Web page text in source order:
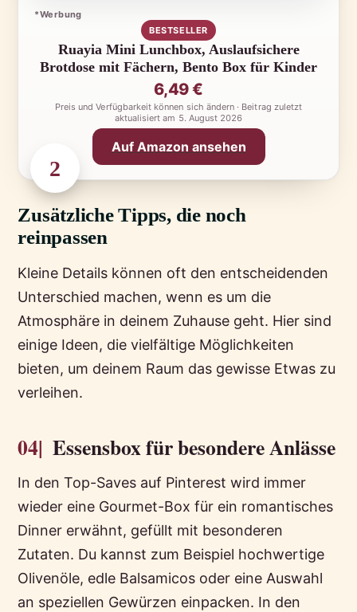
2
Zusätzliche Tipps, die noch
reinpassen
Kleine Details können oft den entscheidenden
Unterschied machen, wenn es um die
Atmosphäre in deinem Zuhause geht. Hier sind
einige Ideen, die vielfältige Möglichkeiten
bieten, um deinem Raum das gewisse Etwas zu
verleihen.
04| Essensbox für besondere Anlässe
In den Top-Saves auf Pinterest wird immer
wieder eine Gourmet-Box für ein romantisches
Dinner erwähnt, gefüllt mit besonderen
Zutaten. Du kannst zum Beispiel hochwertige
Olivenöle, edle Balsamicos oder eine Auswahl
an speziellen Gewürzen einpacken. In den
*Werbung
BESTSELLER
Ruayia Mini Lunchbox, Auslaufsichere
Brotdose mit Fächern, Bento Box für Kinder
6,49 €
Preis und Verfügbarkeit können sich ändern · Beitrag zuletzt
aktualisiert am 5. August 2026
Auf Amazon ansehen